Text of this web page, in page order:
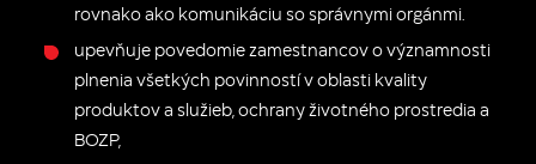
rovnako ako komunikáciu so správnymi orgánmi.
upevňuje povedomie zamestnancov o významnosti
plnenia všetkých povinností v oblasti kvality
produktov a služieb, ochrany životného prostredia a
BOZP,